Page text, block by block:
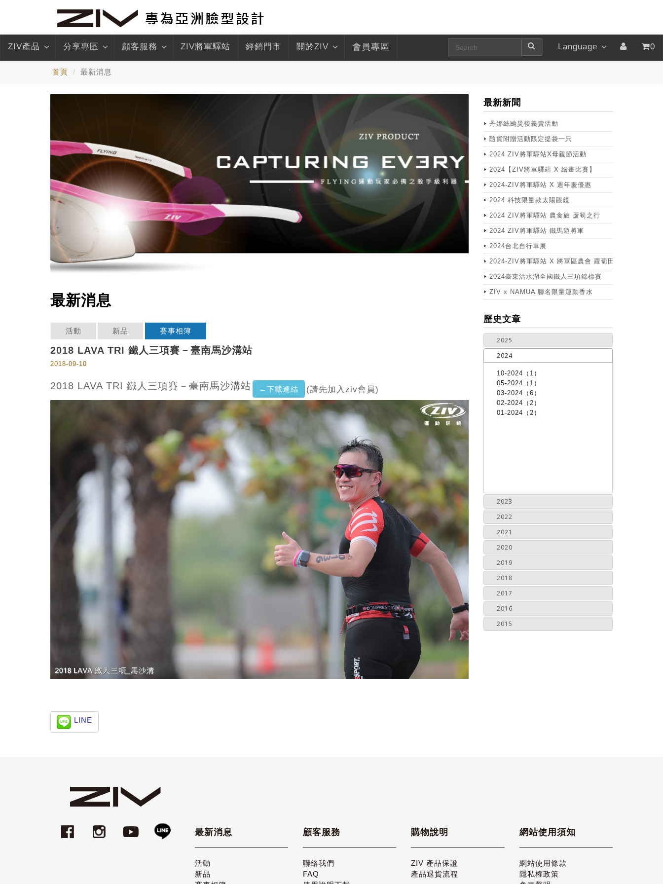
ZIV產品 分享專區 顧客服務 ZIV將軍驛站 經銷門市 關於ZIV 會員專區 Language 0
首頁 最新消息
最新消息
活動 新品 賽事相簿
2018 LAVA TRI 鐵人三項賽－臺南馬沙溝站
2018-09-10
2018 LAVA TRI 鐵人三項賽－臺南馬沙溝站 ←下載連結 (請先加入ziv會員)
LINE
最新新聞
丹娜絲颱災後義賣活動
隨貨附贈活動限定提袋一只
2024 ZIV將軍驛站X母親節活動
2024【ZIV將軍驛站 X 繪畫比賽】
2024-ZIV將軍驛站 X 週年慶優惠
2024 科技限量款太陽眼鏡
2024 ZIV將軍驛站 農食旅 蘆筍之行
2024 ZIV將軍驛站 鐵馬遊將軍
2024台北自行車展
2024-ZIV將軍驛站 X 將軍區農會 蘿蔔田體驗活動
2024臺東活水湖全國鐵人三項錦標賽
ZIV x NAMUA 聯名限量運動香水
more
歷史文章
2025
2024
10-2024（1）
05-2024（1）
03-2024（6）
02-2024（2）
01-2024（2）
2023
2022
2021
2020
2019
2018
2017
2016
2015
最新消息
活動
新品
顧客服務
聯絡我們
FAQ
購物說明
ZIV 產品保證
產品退貨流程
網站使用須知
網站使用條款
隱私權政策